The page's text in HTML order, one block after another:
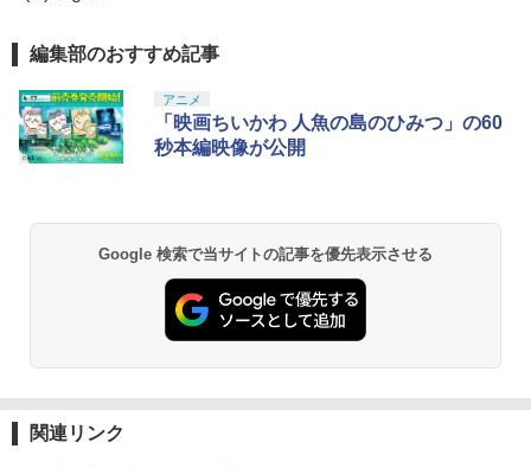
編集部のおすすめ記事
アニメ
「映画ちいかわ 人魚の島のひみつ」の60
秒本編映像が公開
Google 検索で当サイトの記事を優先表示させる
関連リンク